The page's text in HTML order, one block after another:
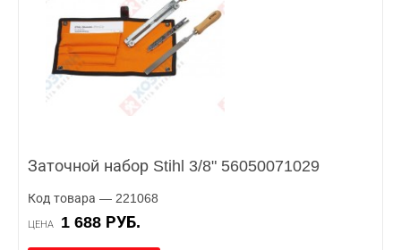
Заточной набор Stihl 3/8" 56050071029
Код товара — 221068
ЦЕНА 1 688 РУБ.